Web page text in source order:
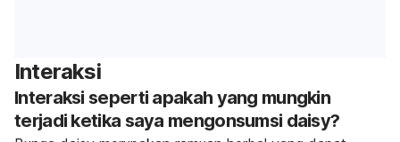
Interaksi
Interaksi seperti apakah yang mungkin
terjadi ketika saya mengonsumsi daisy?